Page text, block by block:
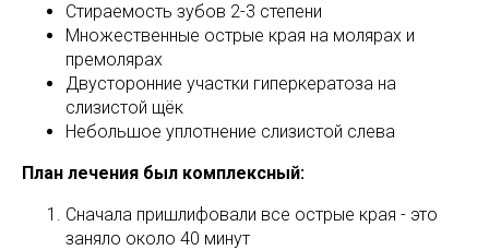
Стираемость зубов 2-3 степени
Множественные острые края на молярах и
премолярах
Двусторонние участки гиперкератоза на
слизистой щёк
Небольшое уплотнение слизистой слева
План лечения был комплексный:
Сначала пришлифовали все острые края - это
заняло около 40 минут